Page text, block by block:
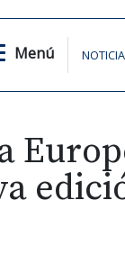
Menú